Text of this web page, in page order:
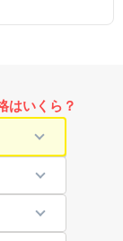
はいくら？